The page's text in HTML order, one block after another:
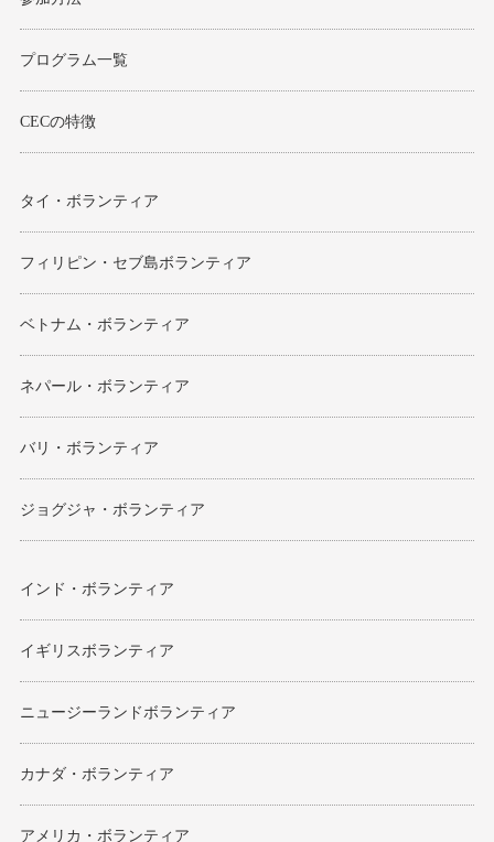
プログラム一覧
CECの特徴
タイ・ボランティア
フィリピン・セブ島ボランティア
ベトナム・ボランティア
ネパール・ボランティア
バリ・ボランティア
ジョグジャ・ボランティア
インド・ボランティア
イギリスボランティア
ニュージーランドボランティア
カナダ・ボランティア
アメリカ・ボランティア